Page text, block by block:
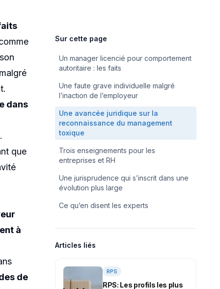
un
dans
.
que
à
de
Sur cette page
Un manager licencié pour comportement
autoritaire : les faits
Une faute grave individuelle malgré
l’inaction de l’employeur
Une avancée juridique sur la
reconnaissance du management
toxique
Trois enseignements pour les
entreprises et RH
Une jurisprudence qui s’inscrit dans une
évolution plus large
Ce qu’en disent les experts
Articles liés
RPS
RPS: Les profils les plus